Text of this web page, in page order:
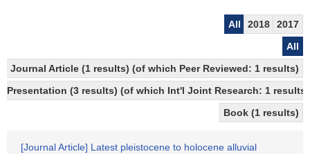
All 2018
2017
All
Journal Article (1 results) (of which Peer Reviewed: 1 results)
Presentation (3 results) (of which Int'l Joint Research: 1 results)
Book (1 results)
[Journal Article] Latest pleistocene to holocene alluvial